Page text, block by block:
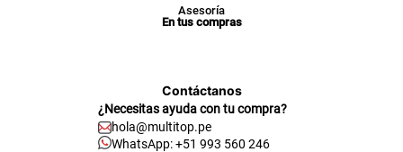
Asesoría
En tus compras
Contáctanos
¿Necesitas ayuda con tu compra?
hola@multitop.pe
WhatsApp: +51 993 560 246